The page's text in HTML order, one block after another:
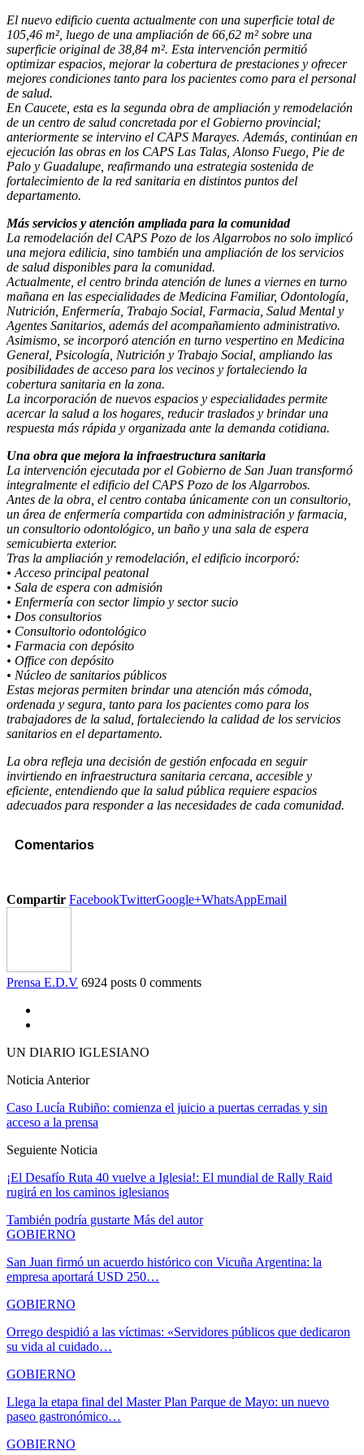
El nuevo edificio cuenta actualmente con una superficie total de
105,46 m², luego de una ampliación de 66,62 m² sobre una
superficie original de 38,84 m². Esta intervención permitió
optimizar espacios, mejorar la cobertura de prestaciones y ofrecer
mejores condiciones tanto para los pacientes como para el personal
de salud.
En Caucete, esta es la segunda obra de ampliación y remodelación
de un centro de salud concretada por el Gobierno provincial;
anteriormente se intervino el CAPS Marayes. Además, continúan en
ejecución las obras en los CAPS Las Talas, Alonso Fuego, Pie de
Palo y Guadalupe, reafirmando una estrategia sostenida de
fortalecimiento de la red sanitaria en distintos puntos del
departamento.
Más servicios y atención ampliada para la comunidad
La remodelación del CAPS Pozo de los Algarrobos no solo implicó
una mejora edilicia, sino también una ampliación de los servicios
de salud disponibles para la comunidad.
Actualmente, el centro brinda atención de lunes a viernes en turno
mañana en las especialidades de Medicina Familiar, Odontología,
Nutrición, Enfermería, Trabajo Social, Farmacia, Salud Mental y
Agentes Sanitarios, además del acompañamiento administrativo.
Asimismo, se incorporó atención en turno vespertino en Medicina
General, Psicología, Nutrición y Trabajo Social, ampliando las
posibilidades de acceso para los vecinos y fortaleciendo la
cobertura sanitaria en la zona.
La incorporación de nuevos espacios y especialidades permite
acercar la salud a los hogares, reducir traslados y brindar una
respuesta más rápida y organizada ante la demanda cotidiana.
Una obra que mejora la infraestructura sanitaria
La intervención ejecutada por el Gobierno de San Juan transformó
integralmente el edificio del CAPS Pozo de los Algarrobos.
Antes de la obra, el centro contaba únicamente con un consultorio,
un área de enfermería compartida con administración y farmacia,
un consultorio odontológico, un baño y una sala de espera
semicubierta exterior.
Tras la ampliación y remodelación, el edificio incorporó:
• Acceso principal peatonal
• Sala de espera con admisión
• Enfermería con sector limpio y sector sucio
• Dos consultorios
• Consultorio odontológico
• Farmacia con depósito
• Office con depósito
• Núcleo de sanitarios públicos
Estas mejoras permiten brindar una atención más cómoda,
ordenada y segura, tanto para los pacientes como para los
trabajadores de la salud, fortaleciendo la calidad de los servicios
sanitarios en el departamento.
La obra refleja una decisión de gestión enfocada en seguir
invirtiendo en infraestructura sanitaria cercana, accesible y
eficiente, entendiendo que la salud pública requiere espacios
adecuados para responder a las necesidades de cada comunidad.
Comentarios
Compartir FacebookTwitterGoogle+WhatsAppEmail
Prensa E.D.V 6924 posts 0 comments
UN DIARIO IGLESIANO
Noticia Anterior
Caso Lucía Rubiño: comienza el juicio a puertas cerradas y sin
acceso a la prensa
Seguiente Noticia
¡El Desafío Ruta 40 vuelve a Iglesia!: El mundial de Rally Raid
rugirá en los caminos iglesianos
También podría gustarte Más del autor
GOBIERNO
San Juan firmó un acuerdo histórico con Vicuña Argentina: la
empresa aportará USD 250…
GOBIERNO
Orrego despidió a las víctimas: «Servidores públicos que dedicaron
su vida al cuidado…
GOBIERNO
Llega la etapa final del Master Plan Parque de Mayo: un nuevo
paseo gastronómico…
GOBIERNO